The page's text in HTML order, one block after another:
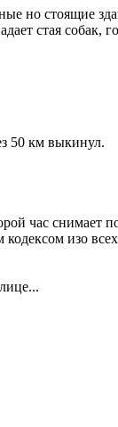
но стоящие
стая собак,
50 км выкинул.
час снимает
изо